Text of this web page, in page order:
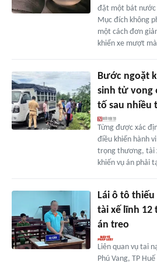
đặt một bát nước
Mục đích không
một cách đơn
khiển xe mượt
Bước ngoặt
sinh tử vong
tố sau nhiều
Từng được xác
điều khiển hành
trọng thương, tài
khiến vụ án phải
Lái ô tô
tài xế lĩnh
án treo
Liên quan vụ tai
Phú Vang, TP